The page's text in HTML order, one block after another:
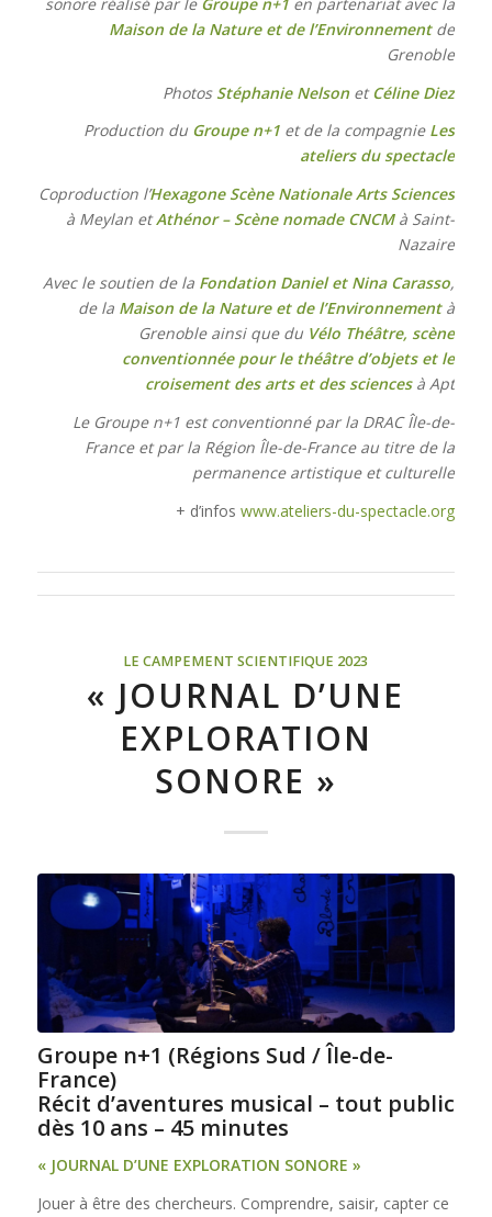
Maison de la Nature et de l’Environnement de
Grenoble
Photos Stéphanie Nelson etCéline Diez
Production du Groupe n+1 et de la compagnie Les
ateliers du spectacle
Coproduction l’Hexagone Scène Nationale Arts Sciences
à Meylan etAthénor – Scène nomade CNCMà Saint-
Nazaire
Avec le soutien de la Fondation Daniel et Nina Carasso,
de la Maison de la Nature et de l’Environnementà
Grenoble ainsi que du Vélo Théâtre, scène
conventionnée pour le théâtre d’objets et le
croisement des arts et des sciencesà Apt
Le Groupe n+1 est conventionné par la DRAC Île-de-
France et par la Région Île-de-France au titre de la
permanence artistique et culturelle
+ d’infoswww.ateliers-du-spectacle.org
LE CAMPEMENT SCIENTIFIQUE 2023
« JOURNAL D’UNE
EXPLORATION
SONORE »
Groupe n+1 (Régions Sud / Île-de-
France)
Récit d’aventures musical – tout public
dès 10 ans – 45 minutes
« JOURNAL D’UNE EXPLORATION SONORE »
Jouer à être des chercheurs. Comprendre, saisir, capter ce